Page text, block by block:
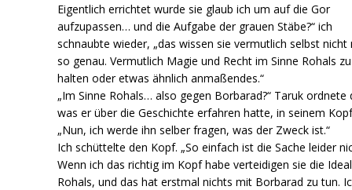
Eigentlich errichtet wurde sie glaub ich um auf die Gor
aufzupassen… und die Aufgabe der grauen Stäbe?“ ich
schnaubte wieder, „das wissen sie vermutlich selbst nicht
so genau. Vermutlich Magie und Recht im Sinne Rohals zu
halten oder etwas ähnlich anmaßendes.“
„Im Sinne Rohals… also gegen Borbarad?“ Taruk ordnete
was er über die Geschichte erfahren hatte, in seinem
„Nun, ich werde ihn selber fragen, was der Zweck ist.“
Ich schüttelte den Kopf. „So einfach ist die Sache leider
Wenn ich das richtig im Kopf habe verteidigen sie die
Rohals, und das hat erstmal nichts mit Borbarad zu tun.